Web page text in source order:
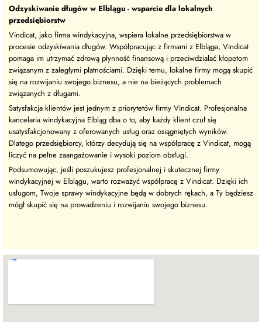
Odzyskiwanie długów w Elblągu - wsparcie dla lokalnych
przedsiębiorstw
Vindicat, jako firma windykacyjna, wspiera lokalne przedsiębiorstwa w
procesie odzyskiwania długów. Współpracując z firmami z Elbląga, Vindicat
pomaga im utrzymać zdrową płynność finansową i przeciwdziałać kłopotom
związanym z zaległymi płatnościami. Dzięki temu, lokalne firmy mogą skupić
się na rozwijaniu swojego biznesu, a nie na bieżących problemach
związanych z długami.
Satysfakcja klientów jest jednym z priorytetów firmy Vindicat. Profesjonalna
kancelaria windykacyjna Elbląg dba o to, aby każdy klient czuł się
usatysfakcjonowany z oferowanych usług oraz osiągniętych wyników.
Dlatego przedsiębiorcy, którzy decydują się na współpracę z Vindicat, mogą
liczyć na pełne zaangażowanie i wysoki poziom obsługi.
Podsumowując, jeśli poszukujesz profesjonalnej i skutecznej firmy
windykacyjnej w Elblągu, warto rozważyć współpracę z Vindicat. Dzięki ich
usługom, Twoje sprawy windykacyjne będą w dobrych rękach, a Ty będziesz
mógł skupić się na prowadzeniu i rozwijaniu swojego biznesu.